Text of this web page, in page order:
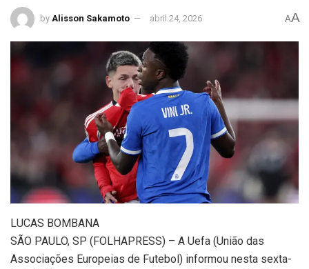
by Alisson Sakamoto abril 24, 2026 AA
LUCAS BOMBANA
SÃO PAULO, SP (FOLHAPRESS) – A Uefa (União das
Associações Europeias de Futebol) informou nesta sexta-